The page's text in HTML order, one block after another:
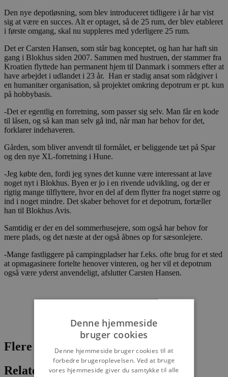
Den nye depotløsning, som blev introduceret tidligere i år har vist
sig at være en succes. Alt er optaget, så de 25 rum, der blev etableret
i første omgang, skal nu suppleres med yderligere 25 rum.
Det er Carsten Hansen, som står bag konceptet, og han har haft sin
gang i Blokhus siden 2007. Sammen med hustruen, der stammer fra
Kroatien flyttede han permanent hjem til Danmark i sommers efter at
have arbejdet i udlandet i 23 år. Han er stadig ansat som rådgiver i
en humanitær organisation, så projektet omkring depotrum er pt. kun
på hobbybasis.
-Det er egentlig en forretning, som passer sig selv. Man får en kode
til låsen, og så kan man selv gå ind, når man har behov for det,
forklarer indehaveren.
Gården, som bliver anvendt til formålet, er beliggende tæt på Spar
og den nye XL-forretning i Hune.
-Jeg købte den, fordi jeg synes det kunne være interessant at lave
noget nyt i Blokhus. Byen er jo i en rivende udvikling, og der er
rigtig mange tilflyttere, hvor en del af dem flytter fra noget større og
ind i noget mindre. Det skaber behovet for et depotrum, fortæller
han til Blokhus Avis.
Samtidig er der en del sommerhusejere, som også har behov for
mere plads, og det næste at der også åbnes op for sæsonlejere.
-Mange fastliggere på campingpladser har f.eks. ofte brug for et sted
at opmagasinere fortelte henover vinteren, og her vil et depotrum
også være yderst anvendeligt, afslutter Carsten Hansen.
Flere nyheder
Relaterede artikler
Denne hjemmeside
bruger cookies
Denne hjemmeside bruger cookies til at
forbedre brugeroplevelsen. Ved at bruge
vores hjemmeside giver du samtykke til alle